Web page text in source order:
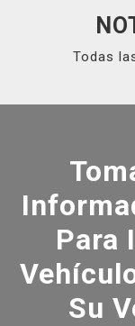
Todas
Para
Su